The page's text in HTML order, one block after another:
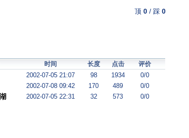
顶 0/ 踩 0
时间 长度 点击 评价
2002-07-05 21:07 98 1934 0/0
2002-07-08 09:42 170 489 0/0
2002-07-05 22:31 32 573 0/0